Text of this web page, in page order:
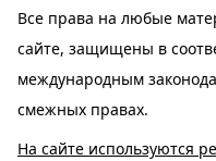
Все права на любые
сайте, защищены в
международным
смежных правах.
На сайте используются